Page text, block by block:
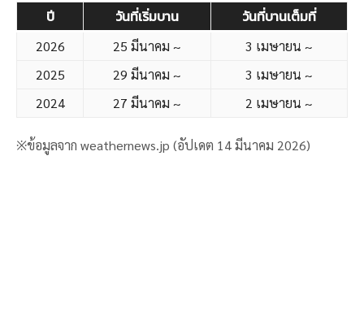
ปี วันที่เริ่มบาน วันที่บานเต็มที่
2026 25 มีนาคม ~
3 เมษายน ~
2025
29 มีนาคม ~
3 เมษายน ~
2024
27 มีนาคม ~ 2 เมษายน ~
※ข้อมูลจาก weathernews.jp (อัปเดต 14 มีนาคม 2026)